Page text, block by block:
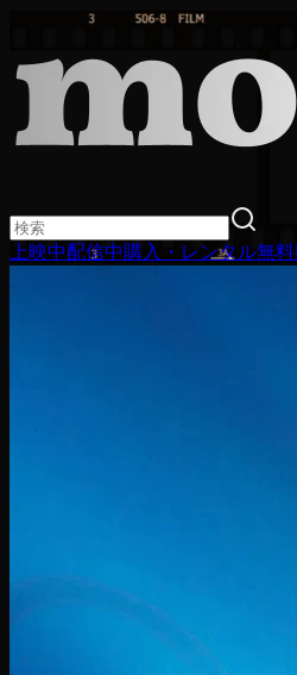
上映中配信中購入・レンタル無